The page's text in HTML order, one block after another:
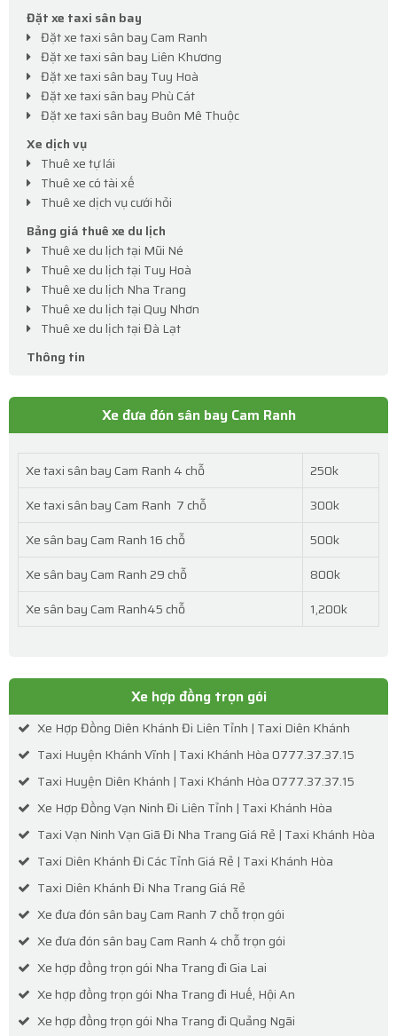
Đặt xe taxi sân bay
Đặt xe taxi sân bay Cam Ranh
Đặt xe taxi sân bay Liên Khương
Đặt xe taxi sân bay Tuy Hoà
Đặt xe taxi sân bay Phù Cát
Đặt xe taxi sân bay Buôn Mê Thuộc
Xe dịch vụ
Thuê xe tự lái
Thuê xe có tài xế
Thuê xe dịch vụ cưới hỏi
Bảng giá thuê xe du lịch
Thuê xe du lịch tại Mũi Né
Thuê xe du lịch tại Tuy Hoà
Thuê xe du lịch Nha Trang
Thuê xe du lịch tại Quy Nhơn
Thuê xe du lịch tại Đà Lạt
Thông tin
Xe đưa đón sân bay Cam Ranh
Xe taxi sân bay Cam Ranh 4 chỗ
250k
Xe taxi sân bay Cam Ranh 7 chỗ
300k
Xe sân bay Cam Ranh 16 chỗ
500k
Xe sân bay Cam Ranh 29 chỗ
800k
Xe sân bay Cam Ranh45 chỗ
1,200k
Xe hợp đồng trọn gói
Xe Hợp Đồng Diên Khánh Đi Liên Tỉnh | Taxi Diên Khánh
Taxi Huyện Khánh Vĩnh | Taxi Khánh Hòa 0777.37.37.15
Taxi Huyện Diên Khánh | Taxi Khánh Hòa 0777.37.37.15
Xe Hợp Đồng Vạn Ninh Đi Liên Tỉnh | Taxi Khánh Hòa
Taxi Vạn Ninh Vạn Giã Đi Nha Trang Giá Rẻ | Taxi Khánh Hòa
Taxi Diên Khánh Đi Các Tỉnh Giá Rẻ | Taxi Khánh Hòa
Taxi Diên Khánh Đi Nha Trang Giá Rẻ
Xe đưa đón sân bay Cam Ranh 7 chỗ trọn gói
Xe đưa đón sân bay Cam Ranh 4 chỗ trọn gói
Xe hợp đồng trọn gói Nha Trang đi Gia Lai
Xe hợp đồng trọn gói Nha Trang đi Huế, Hội An
Xe hợp đồng trọn gói Nha Trang đi Quảng Ngãi